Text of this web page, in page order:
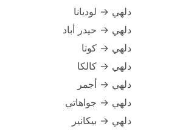
دلهي → لوديانا
دلهي → حيدر أباد
دلهي → كوتا
دلهي → كالكا
دلهي → أجمر
دلهي → جواهاتي
دلهي → بيكانير